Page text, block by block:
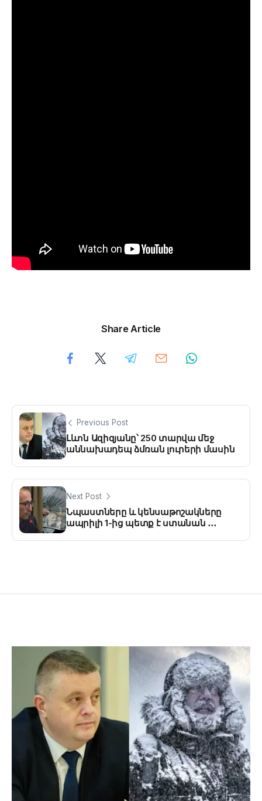
Share Article
Previous Post
Լևոն Ազիզյանը՝ 250 տարվա մեջ
աննախադեպ ձմռան լուրերի մասին
Next Post
Նպաստները և կենսաթոշակները
ապրիլի 1-ից պետք է ստանան ․․․